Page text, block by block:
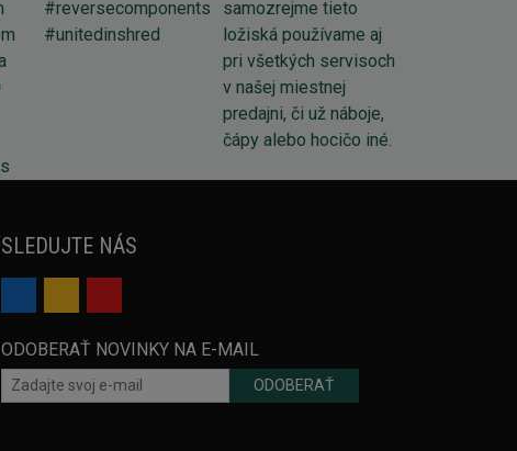
SLEDUJTE NÁS
ODOBERAŤ NOVINKY NA E-MAIL
ODOBERAŤ